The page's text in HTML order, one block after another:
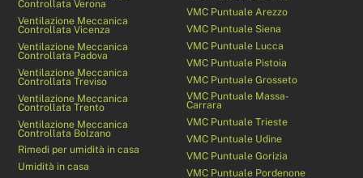
Controllata Verona
Ventilazione Meccanica
Controllata Vicenza
Ventilazione Meccanica
Controllata Padova
Ventilazione Meccanica
Controllata Treviso
Ventilazione Meccanica
Controllata Trento
Ventilazione Meccanica
Controllata Bolzano
Rimedi per umidità in casa
Umidità in casa
VMC Puntuale Arezzo
VMC Puntuale Siena
VMC Puntuale Lucca
VMC Puntuale Pistoia
VMC Puntuale Grosseto
VMC Puntuale Massa-
Carrara
VMC Puntuale Trieste
VMC Puntuale Udine
VMC Puntuale Gorizia
VMC Puntuale Pordenone